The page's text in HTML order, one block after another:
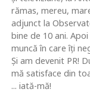
rămas, mereu,
adjunct la
bine de 10 ani.
muncă în care îţi
Şi am devenit PR!
mă satisface din
... iată-mă!